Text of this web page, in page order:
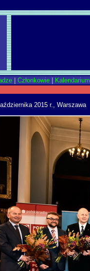
Członkowie Kalendarium
2015 r., Warszawa